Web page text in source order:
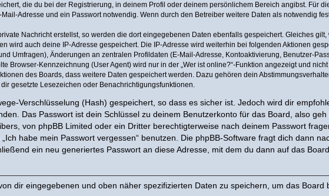
die du bei der Registrierung, in deinem Profil oder deinem persönlichem Bereich angibst. Für
Adresse und ein Passwort notwendig. Wenn durch den Betreiber weitere Daten als notwendig
Nachricht erstellst, so werden die dort eingegebenen Daten ebenfalls gespeichert. Gleiches
wird auch deine IP-Adresse gespeichert. Die IP-Adresse wird weiterhin bei folgenden Aktionen
Umfragen), Änderungen an zentralen Profildaten (E-Mail-Adresse, Kontoaktivierung, Benutzer-
Browser-Kennzeichnung (User Agent) wird nur in der „Wer ist online?“-Funktion angezeigt und
des Boards, dass weitere Daten gespeichert werden. Dazu gehören dein
gesetzte Lesezeichen oder Benachrichtigungsfunktionen.
Verschlüsselung (Hash) gespeichert, so dass es sicher ist. Jedoch wird dir
Das Passwort ist dein Schlüssel zu deinem Benutzerkonto für das Board, also
von phpBB Limited oder ein Dritter berechtigterweise nach deinem Passwort
habe mein Passwort vergessen“ benutzen. Die phpBB-Software fragt dich dann
ein neu generiertes Passwort an diese Adresse, mit dem du dann auf das
dir eingegebenen und oben näher spezifizierten Daten zu speichern, um das Board